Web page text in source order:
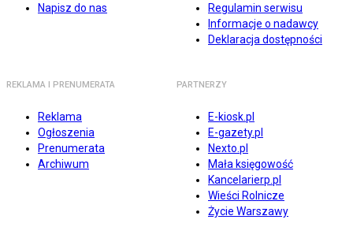
Napisz do nas
Regulamin serwisu
Informacje o nadawcy
Deklaracja dostępności
REKLAMA I PRENUMERATA
Reklama
Ogłoszenia
Prenumerata
Archiwum
PARTNERZY
E-kiosk.pl
E-gazety.pl
Nexto.pl
Mała księgowość
Kancelarierp.pl
Wieści Rolnicze
Życie Warszawy